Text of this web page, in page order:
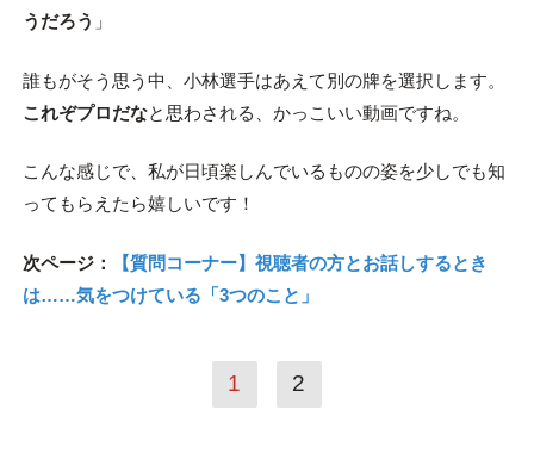
うだろう 」
誰もがそう思う中、小林選手はあえて別の牌を選択します。
これぞプロだなと思わされる、かっこいい動画ですね。
こんな感じで、私が日頃楽しんでいるものの姿を少しでも知
ってもらえたら嬉しいです！
次ページ：
【質問コーナー】視聴者の方とお話しするとき
は……気をつけている「3つのこと」
1 2